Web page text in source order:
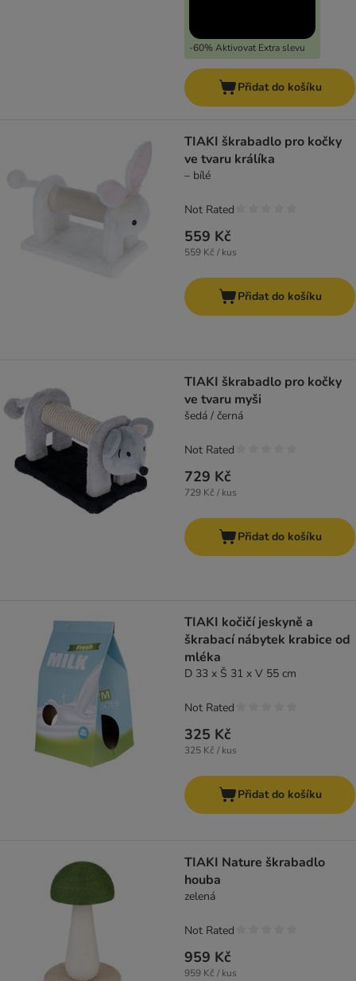
-60% Aktivovat Extra slevu
Přidat do košíku
TIAKI škrabadlo pro kočky
ve tvaru králíka
– bílé
559 Kč
559 Kč / kus
Not Rated
Přidat do košíku
TIAKI škrabadlo pro kočky
ve tvaru myši
šedá / černá
729 Kč
729 Kč / kus
Not Rated
Přidat do košíku
TIAKI kočičí jeskyně a
škrabací nábytek krabice od
mléka
D 33 x Š 31 x V 55 cm
325 Kč
325 Kč / kus
Not Rated
Přidat do košíku
TIAKI Nature škrabadlo
houba
zelená
959 Kč
959 Kč / kus
Not Rated